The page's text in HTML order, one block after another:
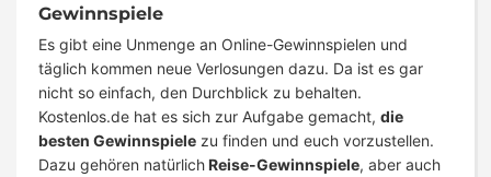
Gewinnspiele
Es gibt eine Unmenge an Online-Gewinnspielen und
täglich kommen neue Verlosungen dazu. Da ist es gar
nicht so einfach, den Durchblick zu behalten.
Kostenlos.de hat es sich zur Aufgabe gemacht, die
besten Gewinnspiele zu finden und euch vorzustellen.
Dazu gehören natürlichReise-Gewinnspiele, aber auch